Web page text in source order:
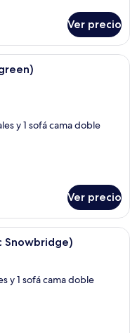
Ver precio
de hotel con dos camas,
y 1 sofá cama doble
Ver precio
de hotel con una
Snowbridge)
y 1 sofá cama doble